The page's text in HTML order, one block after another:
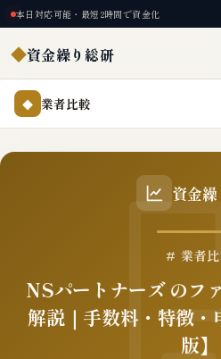
本日対応可能・最短2時間で資金化
◆資金繰り総研
◆ 業者比較
資金
# 業者
NSパートナーズ のフ
解説｜手数料・特徴
版】